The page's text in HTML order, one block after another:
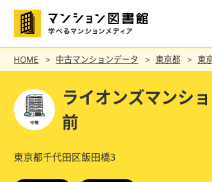
HOME 中古マンションデータ 東京都 東
ライオンズマンシ
前
東京都千代田区飯田橋3